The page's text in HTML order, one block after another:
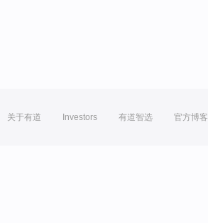
关于有道 Investors 有道智选 官方博客